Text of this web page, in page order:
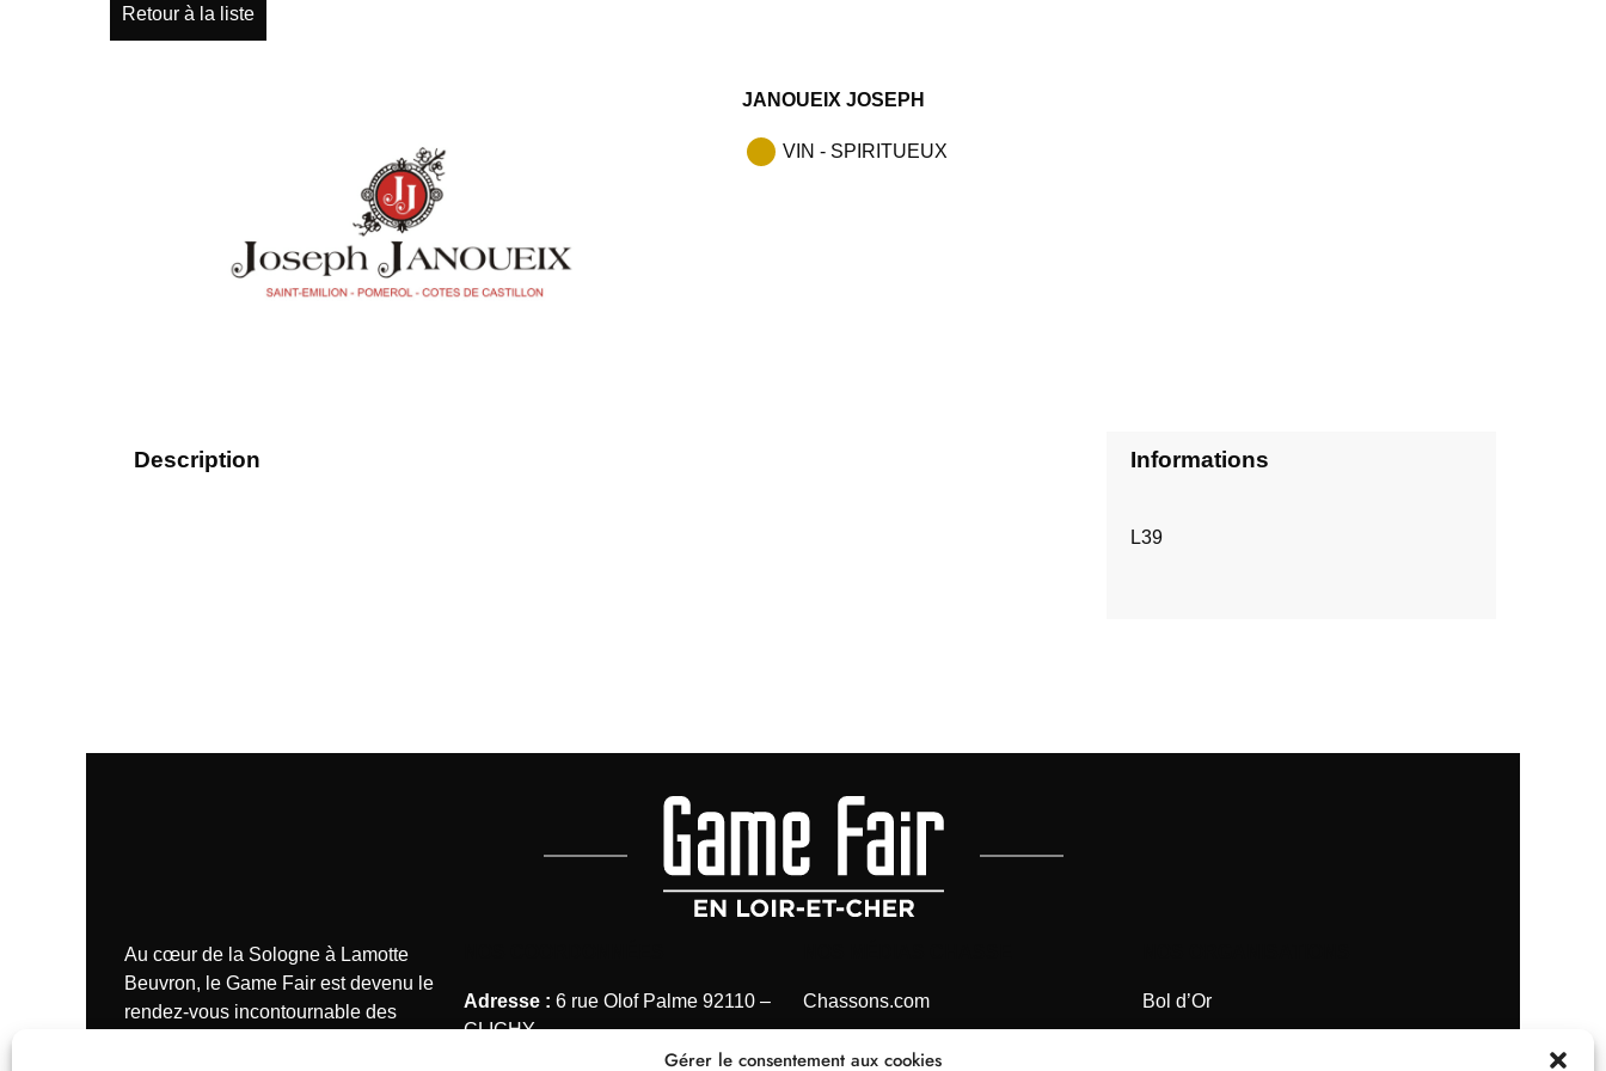
Gérer le consentement aux cookies
Retour à la liste
JANOUEIX JOSEPH
VIN - SPIRITUEUX
Description Informations
L39
Au cœur de la Sologne à Lamotte
Beuvron, le Game Fair est devenu le
rendez-vous incontournable des
Adresse : 6 rue Olof Palme 92110 –
CLICHY
Chassons.com
Bol d’Or